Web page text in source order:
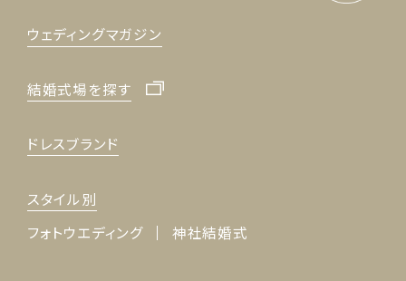
ウェディングマガジン
結婚式場を探す
ドレスブランド
スタイル別
フォトウエディング
神社結婚式